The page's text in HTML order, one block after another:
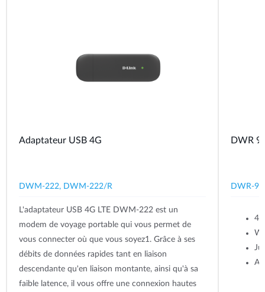
Adaptateur USB 4G
DWM-222, DWM-222/R
L'adaptateur USB 4G LTE DWM-222 est un
modem de voyage portable qui vous permet de
vous connecter où que vous soyez1. Grâce à ses
débits de données rapides tant en liaison
descendante qu'en liaison montante, ainsi qu'à sa
faible latence, il vous offre une connexion hautes
DWR
DWR-